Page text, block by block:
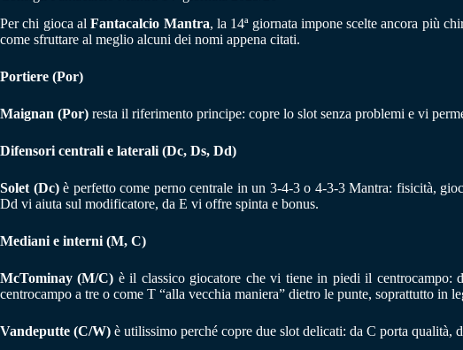
Per chi gioca alFantacalcio Mantra, la 14ª giornata impone scelte ancora più
come sfruttare al meglio alcuni dei nomi appena citati.
Portiere (Por)
Maignan (Por) resta il riferimento principe: copre lo slot senza problemi e vi
Difensori centrali e laterali (Dc, Ds, Dd)
Solet (Dc)è perfetto come perno centrale in un 3-4-3 o 4-3-3 Mantra: fisicità,
Dd vi aiuta sul modificatore, da E vi offre spinta e bonus.
Mediani e interni (M, C)
McTominay (M/C) è il classico giocatore che vi tiene in piedi il
centrocampo a tre o come T “alla vecchia maniera” dietro le punte, soprattutto in
Vandeputte (C/W) è utilissimo perché copre due slot delicati: da C porta qualità,